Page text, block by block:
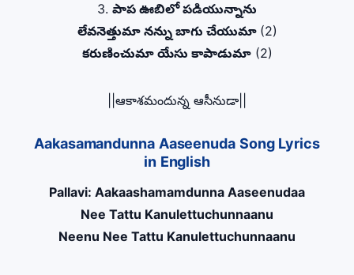
3. పాప ఊబిలో పడియున్నాను
లేవనెత్తుమా నన్ను బాగు చేయుమా (2)
కరుణించుమా యేసు కాపాడుమా(2)
||ఆకాశమందున్న ఆసీనుడా||
Aakasamandunna Aaseenuda Song Lyrics
in English
Pallavi: Aakaashamamdunna Aaseenudaa
Nee Tattu Kanulettuchunnaanu
Neenu Nee Tattu Kanulettuchunnaanu